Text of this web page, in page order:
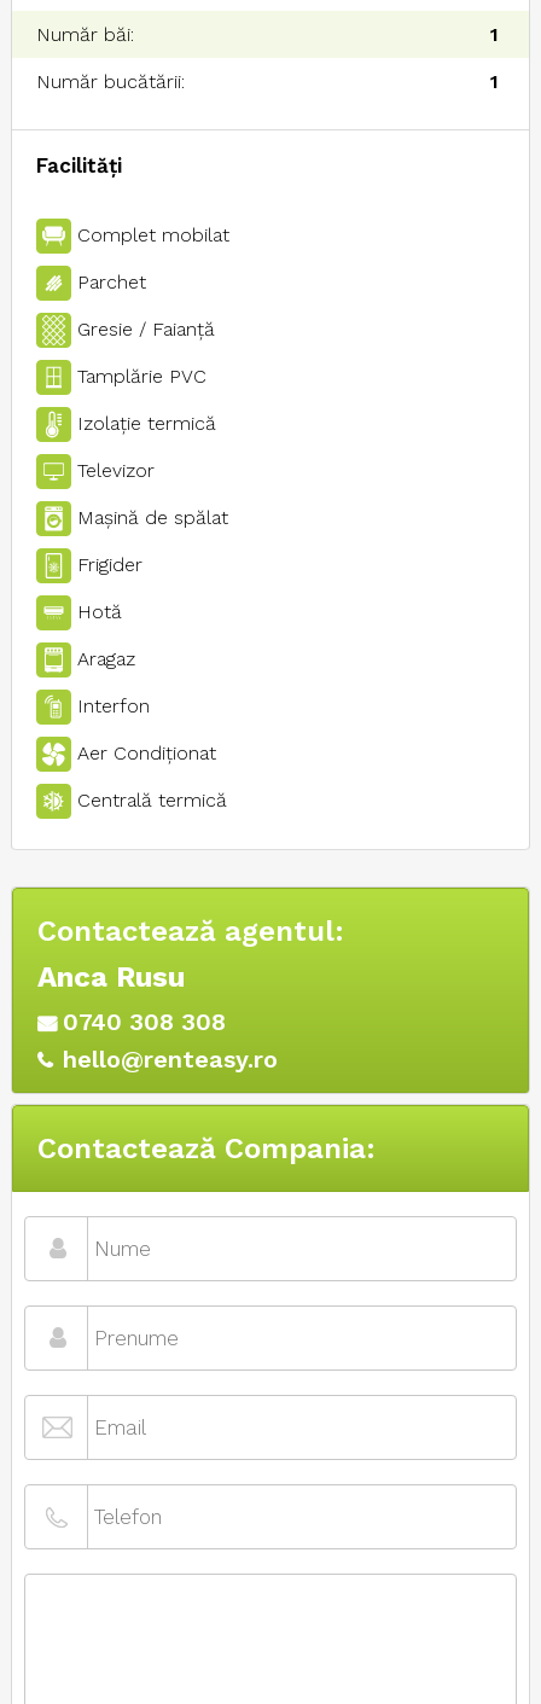
Număr băi: 1
Număr bucătării: 1
Facilități
Complet mobilat
Parchet
Gresie / Faianţă
Tamplărie PVC
Izolaţie termică
Televizor
Maşină de spălat
Frigider
Hotă
Aragaz
Interfon
Aer Condiţionat
Centrală termică
Contactează agentul:
Anca Rusu
0740 308 308
hello@renteasy.ro
Contactează Compania: